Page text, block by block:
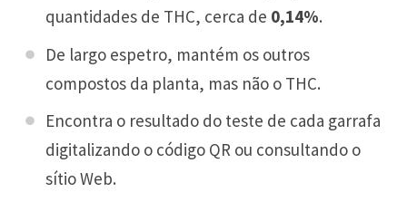
quantidades de THC, cerca de 0,14%.
De largo espetro, mantém os outros
compostos da planta, mas não o THC.
Encontra o resultado do teste de cada garrafa
digitalizando o código QR ou consultando o
sítio Web.